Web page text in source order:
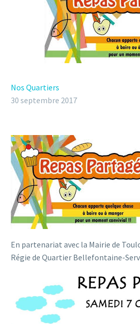
Nos Quartiers
30 septembre 2017
En partenariat avec la Mairie de
Régie de Quartier Bellefontaine-